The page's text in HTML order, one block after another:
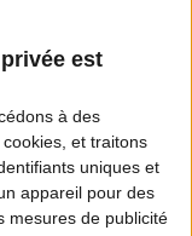
est
à des
et traitons
uniques et
appareil pour des
mesures de publicité